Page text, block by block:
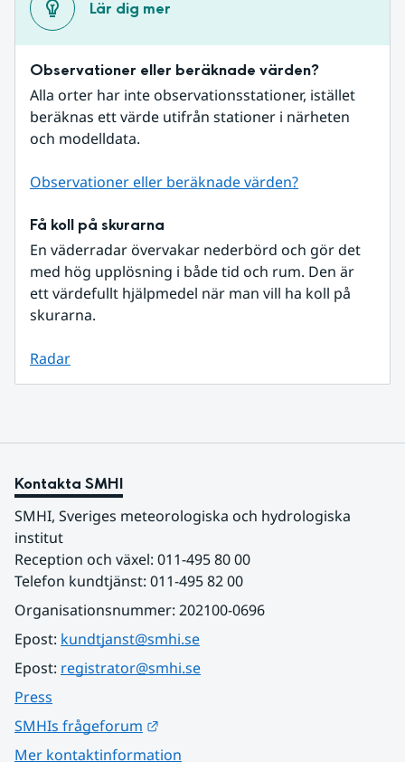
Lär dig mer
Observationer eller beräknade värden?
Alla orter har inte observationsstationer, istället
beräknas ett värde utifrån stationer i närheten
och modelldata.
Observationer eller beräknade värden?
Få koll på skurarna
En väderradar övervakar nederbörd och gör det
med hög upplösning i både tid och rum. Den är
ett värdefullt hjälpmedel när man vill ha koll på
skurarna.
Radar
Kontakta SMHI
SMHI, Sveriges meteorologiska och hydrologiska
institut
Reception och växel: 011-495 80 00
Telefon kundtjänst: 011-495 82 00
Organisationsnummer: 202100-0696
Epost: kundtjanst@smhi.se
Epost: registrator@smhi.se
Press
SMHIs frågeforum
Mer kontaktinformation